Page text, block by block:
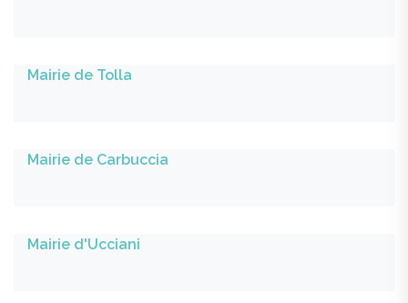
Mairie de Tolla
Mairie de Carbuccia
Mairie d'Ucciani